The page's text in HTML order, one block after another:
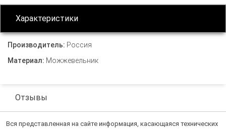
Характеристики
Производитель: Россия
Материал: Можжевельник
Отзывы
Вся представленная на сайте информация, касающаяся технических